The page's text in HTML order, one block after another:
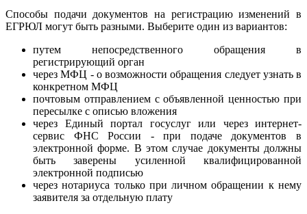
Способы подачи документов на регистрацию изменений в
ЕГРЮЛ могут быть разными. Выберите один из вариантов:
путем непосредственного обращения в
регистрирующий орган
через МФЦ - о возможности обращения следует узнать в
конкретном МФЦ
почтовым отправлением с объявленной ценностью при
пересылке с описью вложения
через Единый портал госуслуг или через интернет-
сервис ФНС России - при подаче документов в
электронной форме. В этом случае документы должны
быть заверены усиленной квалифицированной
электронной подписью
через нотариуса только при личном обращении к нему
заявителя за отдельную плату